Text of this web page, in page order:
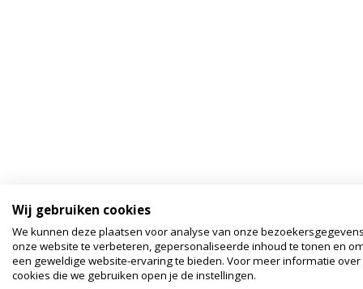
Wij gebruiken cookies
We kunnen deze plaatsen voor analyse van onze
onze website te verbeteren, gepersonaliseerde inhoud te tonen en
een geweldige website-ervaring te bieden. Voor meer informatie over
cookies die we gebruiken open je de instellingen.